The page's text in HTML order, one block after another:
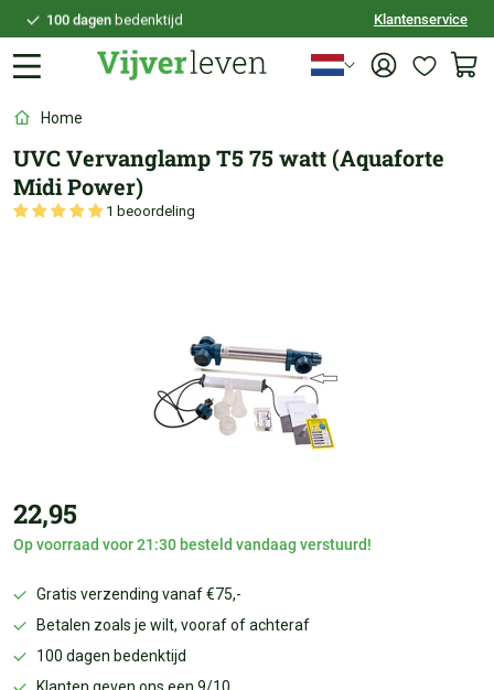
100 dagen bedenktijd
achteraf betalen
Klantenservice
Home
UVC Vervanglamp T5 75 watt (Aquaforte
Midi Power)
1 beoordeling
22,95
Op voorraad voor 21:30 besteld vandaag verstuurd!
Gratis verzending vanaf €75,-
Betalen zoals je wilt, vooraf of achteraf
100 dagen bedenktijd
Klanten geven ons een 9/10